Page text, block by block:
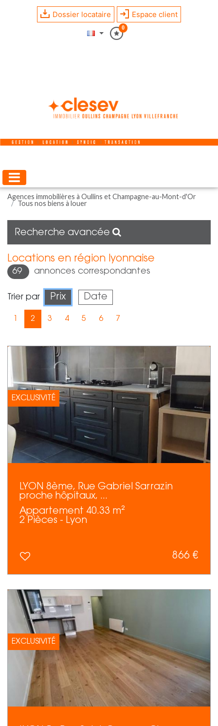
Dossier locataire Espace client
0
Agences immobilières à Oullins et Champagne-au-Mont-d'Or
Tous nos biens à louer
Recherche avancée
Locations en région lyonnaise
69 annonces correspondantes
Trier par Prix Date
2 3 4 5 6 7
EXCLUSIVITÉ
LYON 8ème, Rue Gabriel Sarrazin
proche hôpitaux, ...
Appartement 40.33 m²
2 Pièces - Lyon
866 €
EXCLUSIVITÉ